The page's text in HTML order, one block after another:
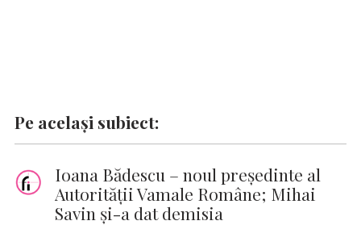
Pe același subiect:
Ioana Bădescu – noul preşedinte al
Autorităţii Vamale Române; Mihai
Savin şi-a dat demisia